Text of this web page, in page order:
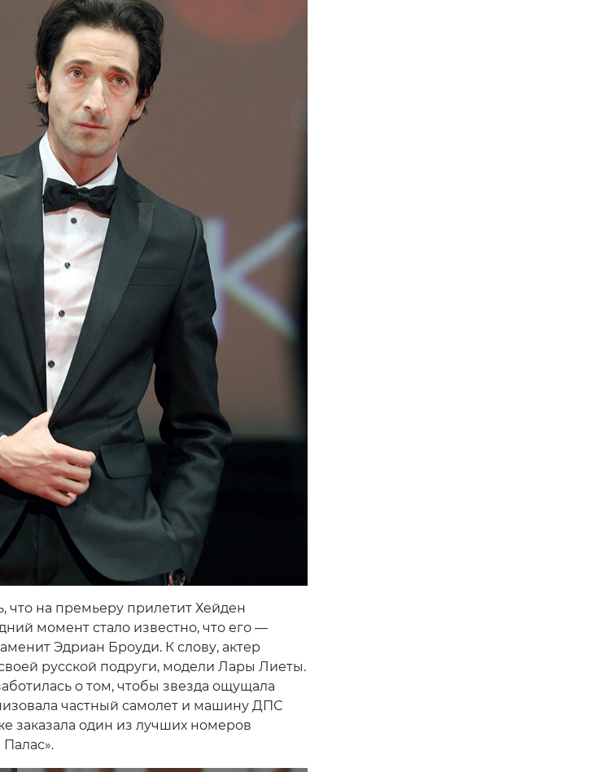
что на премьеру прилетит Хейден
момент стало известно, что его —
Эдриан Броуди. К слову, актер
русской подруги, модели Лары Лиеты.
о том, чтобы звезда ощущала
частный самолет и машину ДПС
заказала один из лучших номеров